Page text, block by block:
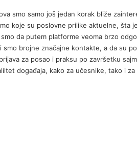
smo samo još jedan korak bliže
koje su poslovne prilike aktuelne, šta
da putem platforme veoma brzo
smo brojne značajne kontakte, a da su
za posao i praksu po završetku
događaja, kako za učesnike, tako i